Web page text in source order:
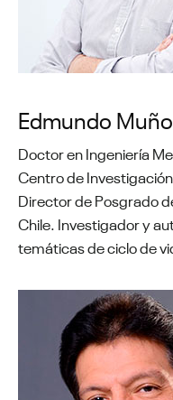
Edmundo
Doctor en Ingeniería
Centro de
Director de Posgrado
Chile. Investigador y
temáticas de ciclo de